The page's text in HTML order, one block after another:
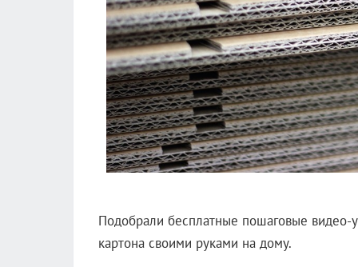
Подобрали бесплатные пошаговые
картона своими руками на дому.